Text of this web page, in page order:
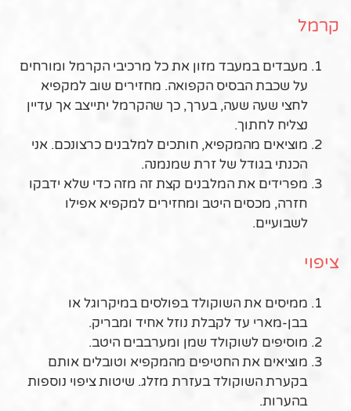
קרמל
מעבדים במעבד מזון את כל מרכיבי הקרמל ומורחים
על שכבת הבסיס הקפואה. מחזירים שוב למקפיא
לחצי שעה שעה, בערך, כך שהקרמל יתייצב אך עדיין
נצליח לחתוך.
מוציאים מהמקפיא, חותכים למלבנים כרצונכם. אני
הכנתי בגודל של זרת שמנמנה.
מפרידים את המלבנים קצת זה מזה כדי שלא ידבקו
חזרה, מכסים היטב ומחזירים למקפיא אפילו
לשבועיים.
ציפוי
ממיסים את השוקולד בפולסים במיקרוגל או
בבן-מארי עד לקבלת נוזל אחיד ומבריק.
מוסיפים לשוקולד שמן ומערבבים היטב.
מוציאים את החטיפים מהמקפיא וטובלים אותם
בקערת השוקולד בעזרת מזלג. שיטות ציפוי נוספות
בהערות.